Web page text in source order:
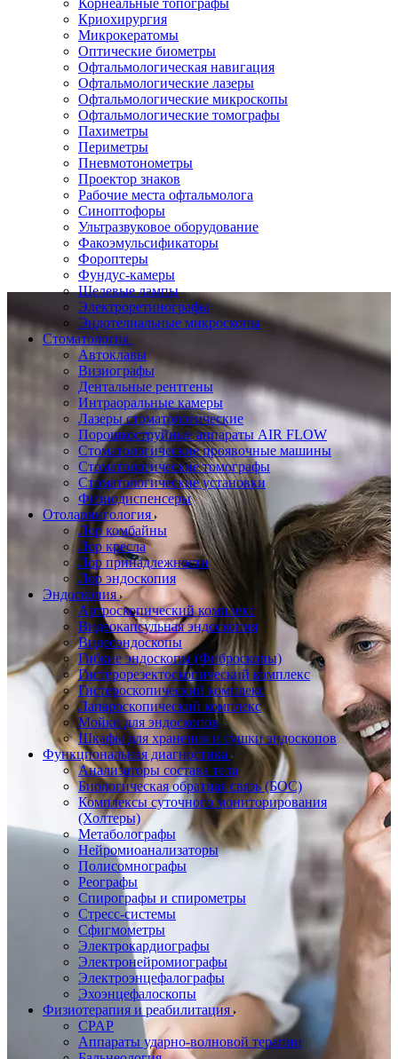
Корнеальные топографы
Криохирургия
Микрокератомы
Оптические биометры
Офтальмологическая навигация
Офтальмологические лазеры
Офтальмологические микроскопы
Офтальмологические томографы
Пахиметры
Периметры
Пневмотонометры
Проектор знаков
Рабочие места офтальмолога
Синоптофоры
Ультразвуковое оборудование
Факоэмульсификаторы
Фороптеры
Фундус-камеры
Щелевые лампы
Электроретинографы
Эндотелиальные микроскопы
Стоматология
Автоклавы
Визиографы
Дентальные рентгены
Интраоральные камеры
Лазеры стоматологические
Порошкоструйные аппараты AIR FLOW
Стоматологические проявочные машины
Стоматологические томографы
Стоматологические установки
Физиодиспенсеры
Отоларингология
Лор комбайны
Лор кресла
Лор принадлежности
Лор эндоскопия
Эндоскопия
Артроскопический комплекс
Видеокапсульная эндоскопия
Видеоэндоскопы
Гибкие эндоскопы (Фиброcкопы)
Гистерорезектоскопический комплекс
Гистероскопический комплекс
Лапароскопический комплекс
Мойки для эндоскопов
Шкафы для хранения и сушки эндоскопов
Функциональная диагностика
Анализаторы состава тела
Биологическая обратная связь (БОС)
Комплексы суточного мониторирования
(Холтеры)
Метаболографы
Нейромиоанализаторы
Полисомнографы
Реографы
Спирографы и спирометры
Стресс-системы
Сфигмометры
Электрокардиографы
Электронейромиографы
Электроэнцефалографы
Эхоэнцефалоскопы
Физиотерапия и реабилитация
CPAP
Аппараты ударно-волновой терапии